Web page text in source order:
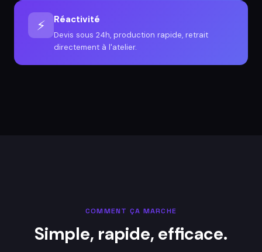
⚡ Réactivité
Devis sous 24h, production rapide, retrait
directement à l'atelier.
COMMENT ÇA MARCHE
Simple, rapide, efficace.